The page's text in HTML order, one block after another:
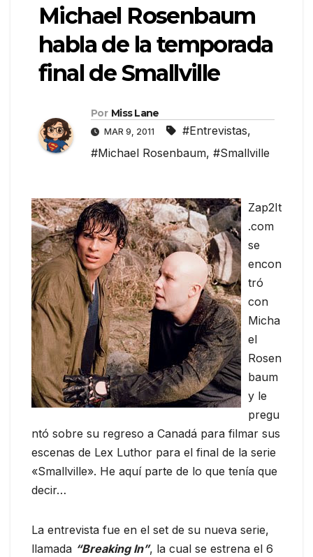
Michael Rosenbaum
habla de la temporada
final de Smallville
Por Miss Lane
MAR 9, 2011 #Entrevistas,
#Michael Rosenbaum, #Smallville
Zap2It
.com
se
encon
tró
con
Micha
el
Rosen
baum
y le
pregu
ntó sobre su regreso a Canadá para filmar sus
escenas de Lex Luthor para el final de la serie
«Smallville». He aquí parte de lo que tenía que
decir…
La entrevista fue en el set de su nueva serie,
llamada “Breaking In”, la cual se estrena el 6